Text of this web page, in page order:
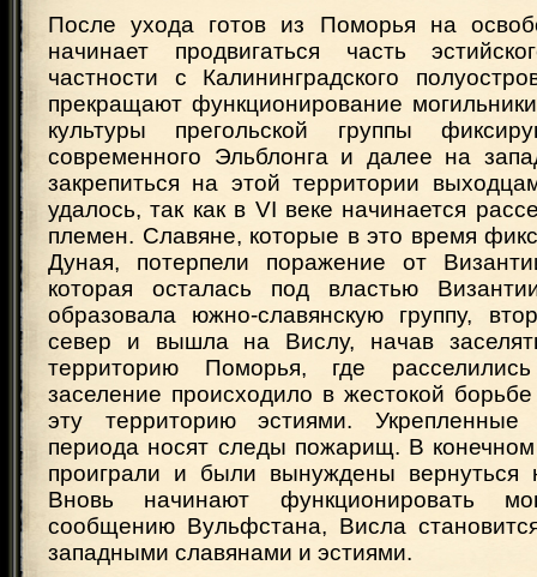
После ухода готов из Поморья на
начинает продвигаться часть
частности с Калининградского
прекращают функционирование
культуры прегольской группы
современного Эльблонга и далее на
закрепиться на этой территории
удалось, так как в VI веке начинается
племен. Славяне, которые в это время
Дуная, потерпели поражение от
которая осталась под властью
образовала южно-славянскую группу,
север и вышла на Вислу, начав
территорию Поморья, где
заселение происходило в жестокой
эту территорию эстиями. Укрепленные
периода носят следы пожарищ. В конечном
проиграли и были вынуждены вернуться
Вновь начинают функционировать
сообщению Вульфстана, Висла
западными славянами и эстиями.